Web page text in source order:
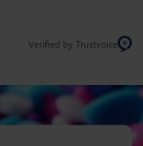
Verified by Trustvoice